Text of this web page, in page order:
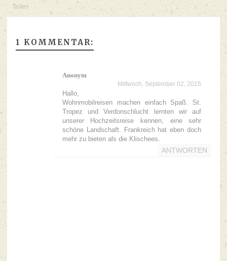
Teilen
1 KOMMENTAR:
Anonym
Mittwoch, September 02, 2015
Hallo,
Wohnmobilreisen machen einfach Spaß. St.
Tropez und Verdonschlucht lernten wir auf
unserer Hochzeitsreise kennen, eine sehr
schöne Landschaft. Frankreich hat eben doch
mehr zu bieten als die Klischees.
ANTWORTEN